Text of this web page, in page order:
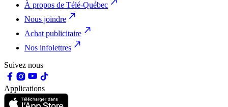
À propos de Télé-Québec
Nous joindre
Achat publicitaire
Nos infolettres
Suivez nous
Applications